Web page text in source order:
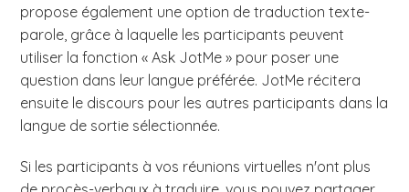
propose également une option de traduction texte-
parole, grâce à laquelle les participants peuvent
utiliser la fonction « Ask JotMe » pour poser une
question dans leur langue préférée. JotMe récitera
ensuite le discours pour les autres participants dans la
langue de sortie sélectionnée.
Si les participants à vos réunions virtuelles n'ont plus